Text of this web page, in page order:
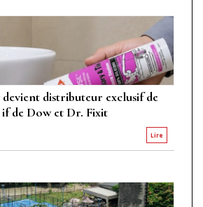
distributeur exclusif de
de Dow et Dr. Fixit
Lire